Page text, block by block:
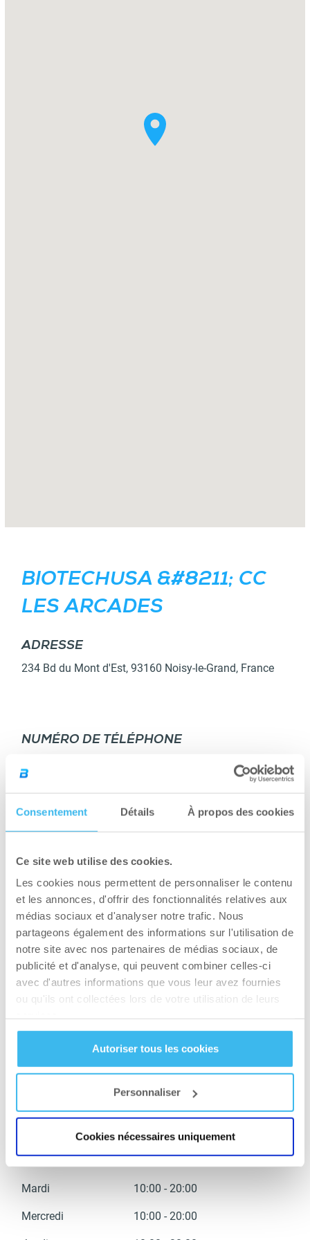
Consentement Détails À propos des cookies
Ce site web utilise des cookies.
Les cookies nous permettent de personnaliser le contenu
et les annonces, d'offrir des fonctionnalités relatives aux
médias sociaux et d'analyser notre trafic. Nous
partageons également des informations sur l'utilisation de
notre site avec nos partenaires de médias sociaux, de
publicité et d'analyse, qui peuvent combiner celles-ci
avec d'autres informations que vous leur avez fournies
ou qu'ils ont collectées lors de votre utilisation de leurs
Autoriser tous les cookies
Personnaliser
Cookies nécessaires uniquement
BIOTECHUSA &#8211; CC
LES ARCADES
ADRESSE
234 Bd du Mont d'Est, 93160 Noisy-le-Grand, France
NUMÉRO DE TÉLÉPHONE
SITE INTERNET
Site Internet
OBTENIR DES INDICATIONS
INFORMATIONS
COMPLÉMENTAIRES
Chaque jour, nos conseillers professionnels
vous attendent.
HEURES D’OUVERTURE
Lundi 10:00 - 20:00
Mardi 10:00 - 20:00
Mercredi 10:00 - 20:00